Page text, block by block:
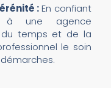
:En confiant
à une agence
du temps et de la
le soin